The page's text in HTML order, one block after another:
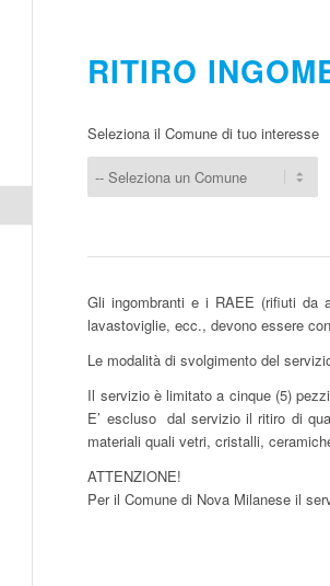
RITIRO
Seleziona il Comune di tuo interesse
Gli ingombranti e i RAEE (rifiuti da
lavastoviglie, ecc., devono essere
Le modalità di svolgimento del
Il servizio è limitato a cinque (5)
E’ escluso dal servizio il ritiro di
materiali quali vetri, cristalli,
ATTENZIONE!
Per il Comune di Nova Milanese il